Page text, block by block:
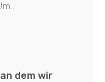
dem wir